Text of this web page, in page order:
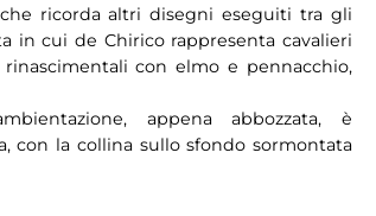
ricorda altri disegni eseguiti tra gli
in cui de Chirico rappresenta cavalieri
con elmo e pennacchio,
appena abbozzata, è
con la collina sullo sfondo sormontata